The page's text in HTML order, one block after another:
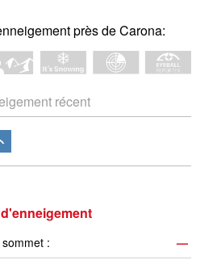
près de Carona:
récent
:
—